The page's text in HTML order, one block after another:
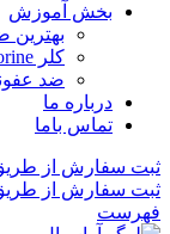
بخش آموزش
بهترین
کلر Chlorine
ضد
درباره ما
تماس باما
ثبت سفارش از
ثبت سفارش از
فهرست